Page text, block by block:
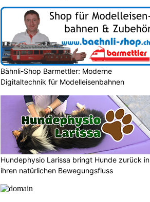
Bähnli-Shop Barmettler: Moderne
Digitaltechnik für Modelleisenbahnen
Hundephysio Larissa bringt Hunde zurück in
ihren natürlichen Bewegungsfluss